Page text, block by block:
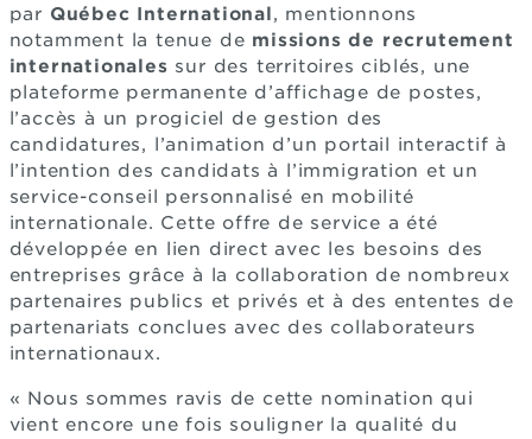
par Québec International, mentionnons
notamment la tenue de missions de recrutement
internationales sur des territoires ciblés, une
plateforme permanente d’affichage de postes,
l’accès à un progiciel de gestion des
candidatures, l’animation d’un portail interactif à
l’intention des candidats à l’immigration et un
service-conseil personnalisé en mobilité
internationale. Cette offre de service a été
développée en lien direct avec les besoins des
entreprises grâce à la collaboration de nombreux
partenaires publics et privés et à des ententes de
partenariats conclues avec des collaborateurs
internationaux.
« Nous sommes ravis de cette nomination qui
vient encore une fois souligner la qualité du